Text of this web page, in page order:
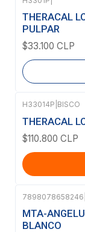
Agotado
THERACAL
PULPAR
$33.100 CLP
H33014P BISCO
THERACAL
$110.800 CLP
Agotado
7898078658246
MTA-
BLANCO